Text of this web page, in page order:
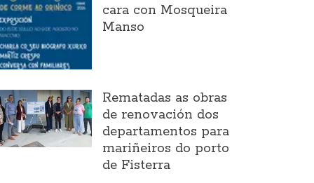
cara con Mosqueira
Manso
Rematadas as obras
de renovación dos
departamentos para
mariñeiros do porto
de Fisterra